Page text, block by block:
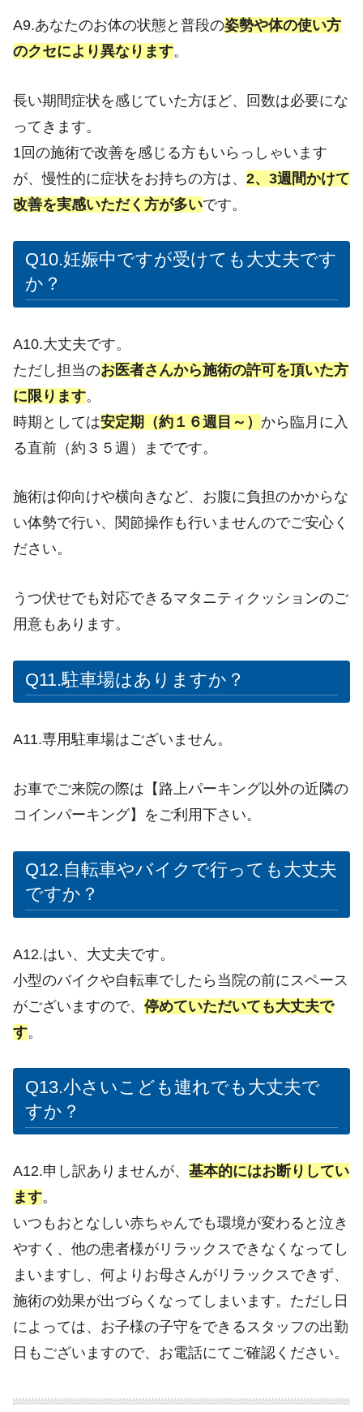
A9.あなたのお体の状態と普段の姿勢や体の使い方
のクセにより異なります。
長い期間症状を感じていた方ほど、回数は必要にな
ってきます。
1回の施術で改善を感じる方もいらっしゃいます
が、慢性的に症状をお持ちの方は、 2、3週間かけて
改善を実感いただく方が多いです。
Q10.妊娠中ですが受けても大丈夫です
か？
A10.大丈夫です。
ただし担当のお医者さんから施術の許可を頂いた方
に限ります。
時期としては安定期（約１６週目～） から臨月に入
る直前（約３５週）までです。
施術は仰向けや横向きなど、お腹に負担のかからな
い体勢で行い、関節操作も行いませんのでご安心く
ださい。
うつ伏せでも対応できるマタニティクッションのご
用意もあります。
Q11.駐車場はありますか？
A11.専用駐車場はございません。
お車でご来院の際は【路上パーキング以外の近隣の
コインパーキング】をご利用下さい。
Q12.自転車やバイクで行っても大丈夫
ですか？
A12.はい、大丈夫です。
小型のバイクや自転車でしたら当院の前にスペース
がございますので、 停めていただいても大丈夫で
す。
Q13.小さいこども連れでも大丈夫で
すか？
A12.申し訳ありませんが、 基本的にはお断りしてい
ます。
いつもおとなしい赤ちゃんでも環境が変わると泣き
やすく、他の患者様がリラックスできなくなってし
まいますし、何よりお母さんがリラックスできず、
施術の効果が出づらくなってしまいます。ただし日
によっては、お子様の子守をできるスタッフの出勤
日もございますので、お電話にてご確認ください。